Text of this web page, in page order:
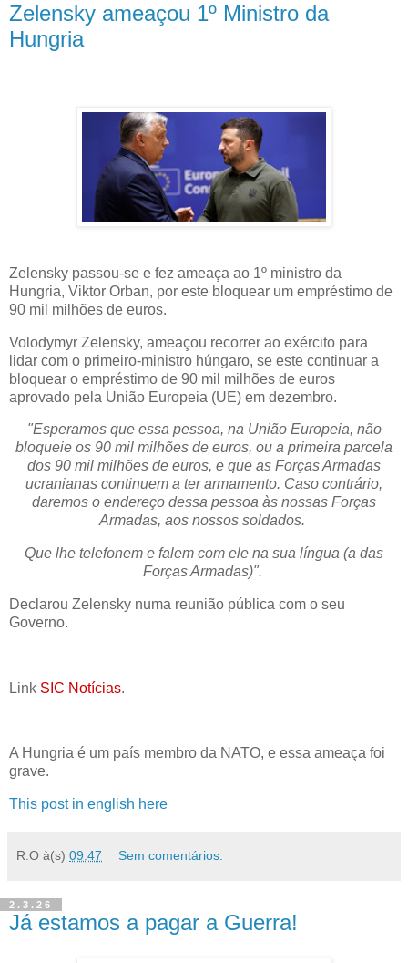
Zelensky ameaçou 1º Ministro da
Hungria
Zelensky passou-se e fez ameaça ao 1º ministro da
Hungria, Viktor Orban, por este bloquear um empréstimo de
90 mil milhões de euros.
Volodymyr Zelensky, ameaçou recorrer ao exército para
lidar com o primeiro-ministro húngaro, se este continuar a
bloquear o empréstimo de 90 mil milhões de euros
aprovado pela União Europeia (UE) em dezembro.
"Esperamos que essa pessoa, na União Europeia, não
bloqueie os 90 mil milhões de euros, ou a primeira parcela
dos 90 mil milhões de euros, e que as Forças Armadas
ucranianas continuem a ter armamento. Caso contrário,
daremos o endereço dessa pessoa às nossas Forças
Armadas, aos nossos soldados.
Que lhe telefonem e falem com ele na sua língua (a das
Forças Armadas)".
Declarou Zelensky numa reunião pública com o seu
Governo.
Link SIC Notícias.
A Hungria é um país membro da NATO, e essa ameaça foi
grave.
This post in english here
R.O à(s) 09:47 Sem comentários:
2.3.26
Já estamos a pagar a Guerra!